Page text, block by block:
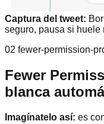
Captura del tweet:
seguro, pausa si huele
02 fewer-permission-
Fewer
blanca
Imagínatelo así: es